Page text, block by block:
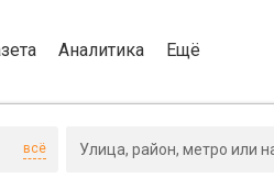
Аналитика Ещё
всё